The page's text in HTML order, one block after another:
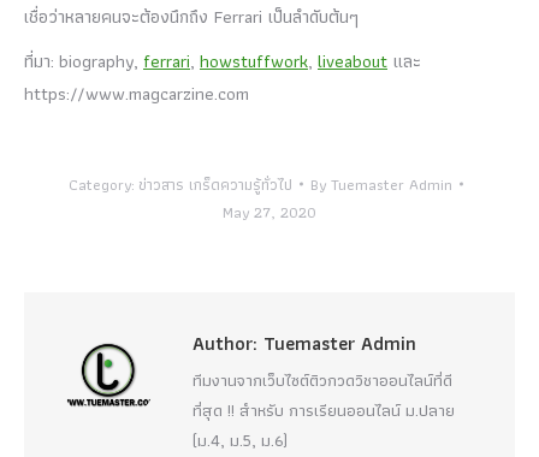
เชื่อว่าหลายคนจะต้องนึกถึง Ferrari เป็นลำดับต้นๆ
ที่มา: biography, ferrari, howstuffwork, liveabout และ
https://www.magcarzine.com
Category: ข่าวสาร เกร็ดความรู้ทั่วไป ByTuemaster Admin
May 27, 2020
Author: Tuemaster Admin
ทีมงานจากเว็บไซต์ติวกวดวิชาออนไลน์ที่ดี
ที่สุด !! สำหรับ การเรียนออนไลน์ ม.ปลาย
(ม.4, ม.5, ม.6)